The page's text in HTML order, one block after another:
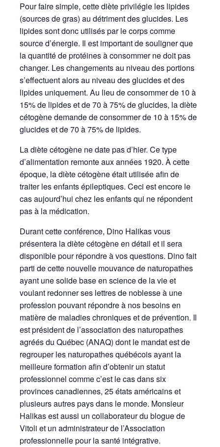
Pour faire simple, cette diète privilégie les lipides
(sources de gras) au détriment des glucides. Les
lipides sont donc utilisés par le corps comme
source d’énergie. Il est important de souligner que
la quantité de protéines à consommer ne doit pas
changer. Les changements au niveau des portions
s’effectuent alors au niveau des glucides et des
lipides uniquement. Au lieu de consommer de 10 à
15% de lipides et de 70 à 75% de glucides, la diète
cétogène demande de consommer de 10 à 15% de
glucides et de 70 à 75% de lipides.
La diète cétogène ne date pas d’hier. Ce type
d’alimentation remonte aux années 1920. À cette
époque, la diète cétogène était utilisée afin de
traiter les enfants épileptiques. Ceci est encore le
cas aujourd’hui chez les enfants qui ne répondent
pas à la médication.
Durant cette conférence, Dino Halikas vous
présentera la diète cétogène en détail et il sera
disponible pour répondre à vos questions. Dino fait
parti de cette nouvelle mouvance de naturopathes
ayant une solide base en science de la vie et
voulant redonner ses lettres de noblesse à une
profession pouvant répondre à nos besoins en
matière de maladies chroniques et de prévention. Il
est président de l’association des naturopathes
agréés du Québec (ANAQ) dont le mandat est de
regrouper les naturopathes québécois ayant la
meilleure formation afin d’obtenir un statut
professionnel comme c’est le cas dans six
provinces canadiennes, 25 états américains et
plusieurs autres pays dans le monde. Monsieur
Halikas est aussi un collaborateur du blogue de
Vitoli et un administrateur de l’Association
professionnelle pour la santé intégrative.